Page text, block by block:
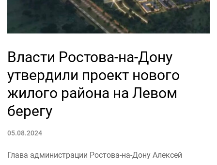
Власти Ростова-на-Дону
утвердили проект нового
жилого района на Левом
берегу
05.08.2024
Глава администрации Ростова-на-Дону Алексей